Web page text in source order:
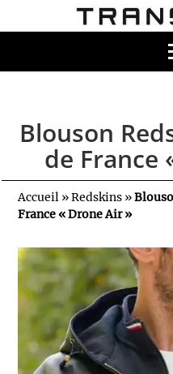
Blouson
de France
Accueil »Redskins »
France « Drone Air »